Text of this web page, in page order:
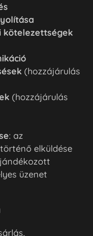
kötelezettségek
(hozzájárulás
(hozzájárulás
: az
elküldése
üzenet